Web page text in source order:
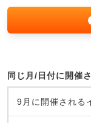
同じ月/日付に開催
9月に開催される